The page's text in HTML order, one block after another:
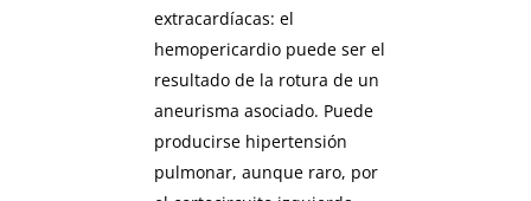
extracardíacas: el
hemopericardio puede ser el
resultado de la rotura de un
aneurisma asociado. Puede
producirse hipertensión
pulmonar, aunque raro, por